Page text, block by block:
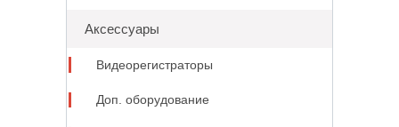
Аксессуары
Видеорегистраторы
Доп. оборудование